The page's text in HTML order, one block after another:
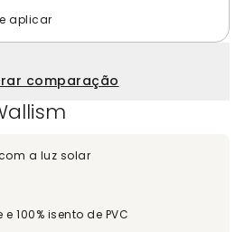
aplicar
comparação
a luz solar
100% isento de PVC